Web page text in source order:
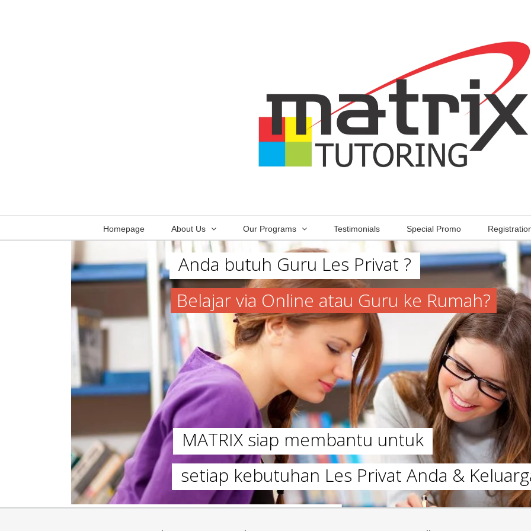
Homepage About Us Our Programs Testimonials Special Promo
Anda butuh Guru Les Privat ?
Belajar via Online atau Guru ke Rumah?
MATRIX siap membantu untuk
setiap kebutuhan Les Privat Anda &